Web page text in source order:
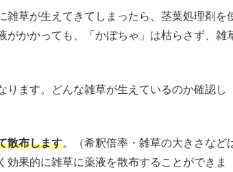
雑草が生えてきてしまったら、茎葉処理剤を
がかかっても、「かぼちゃ」は枯らさず、雑
ります。どんな雑草が生えているのか確認し
散布します。（希釈倍率・雑草の大きさなど
果的に雑草に薬液を散布することができま